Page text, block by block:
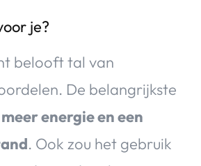
je?
belooft tal van
De belangrijkste
meer energie en een
. Ook zou het gebruik